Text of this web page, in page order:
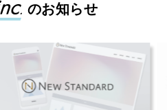
のお知らせ